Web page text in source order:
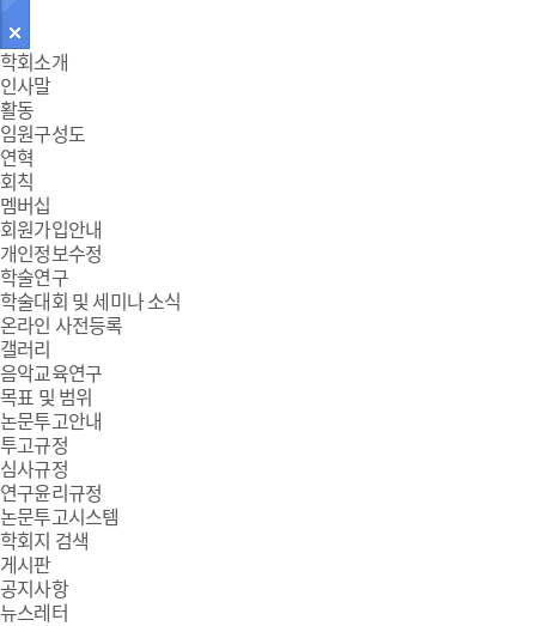
주
메
뉴
학회소개
인사말
활동
임원구성도
연혁
회칙
멤버십
회원가입안내
개인정보수정
학술연구
학술대회 및 세미나 소식
온라인 사전등록
갤러리
음악교육연구
목표 및 범위
논문투고안내
투고규정
심사규정
연구윤리규정
논문투고시스템
학회지 검색
게시판
공지사항
뉴스레터